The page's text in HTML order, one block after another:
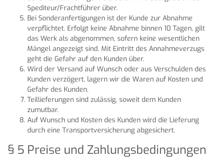
Spediteur/Frachtführer über.
Bei Sonderanfertigungen ist der Kunde zur Abnahme
verpflichtet. Erfolgt keine Abnahme binnen 10 Tagen, gilt
das Werk als abgenommen, sofern keine wesentlichen
Mängel angezeigt sind. Mit Eintritt des Annahmeverzugs
geht die Gefahr auf den Kunden über.
Wird der Versand auf Wunsch oder aus Verschulden des
Kunden verzögert, lagern wir die Waren auf Kosten und
Gefahr des Kunden.
Teillieferungen sind zulässig, soweit dem Kunden
zumutbar.
Auf Wunsch und Kosten des Kunden wird die Lieferung
durch eine Transportversicherung abgesichert.
§ 5 Preise und Zahlungsbedingungen